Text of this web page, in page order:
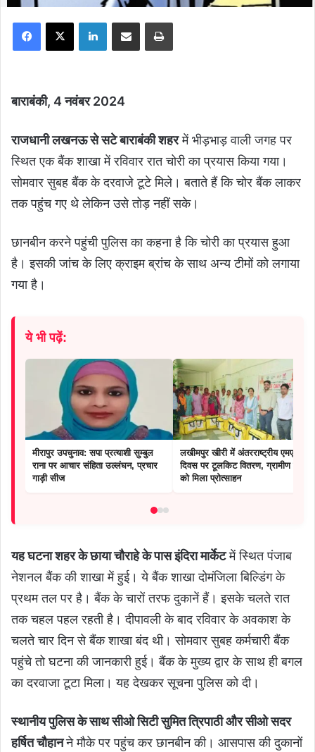
Facebook
X LinkedInShare via Email Print
बाराबंकी, 4 नवंबर 2024
राजधानी लखनऊ से सटे बाराबंकी शहरमें भीड़भाड़ वाली जगह पर
स्थित एक बैंक शाखा में रविवार रात चोरी का प्रयास किया गया।
सोमवार सुबह बैंक के दरवाजे टूटे मिले। बताते हैं कि चोर बैंक लाकर
तक पहुंच गए थे लेकिन उसे तोड़ नहीं सके।
छानबीन करने पहुंची पुलिस का कहना है कि चोरी का प्रयास हुआ
है। इसकी जांच के लिए क्राइम ब्रांच के साथ अन्य टीमों को लगाया
गया है।
ये भी पढ़ें:
मीरापुर उपचुनाव: सपा प्रत्याशी सुम्बुल
राना पर आचार संहिता उल्लंघन, प्रचार
गाड़ी सीज
लखीमपुर खीरी में अंतरराष्ट्रीय एमएसएमई
दिवस पर टूलकिट वितरण, ग्रामीण उद्यमों
को मिला प्रोत्साहन
यह घटना शहर के छाया चौराहे के पास इंदिरा मार्केटमें स्थित पंजाब
नेशनल बैंक की शाखा में हुई। ये बैंक शाखा दोमंजिला बिल्डिंग के
प्रथम तल पर है। बैंक के चारों तरफ दुकानें हैं। इसके चलते रात
तक चहल पहल रहती है। दीपावली के बाद रविवार के अवकाश के
चलते चार दिन से बैंक शाखा बंद थी। सोमवार सुबह कर्मचारी बैंक
पहुंचे तो घटना की जानकारी हुई। बैंक के मुख्य द्वार के साथ ही बगल
का दरवाजा टूटा मिला। यह देखकर सूचना पुलिस को दी।
स्थानीय पुलिस के साथ सीओ सिटी सुमित त्रिपाठी और सीओ सदर
हर्षित चौहानने मौके पर पहुंच कर छानबीन की। आसपास की दुकानों